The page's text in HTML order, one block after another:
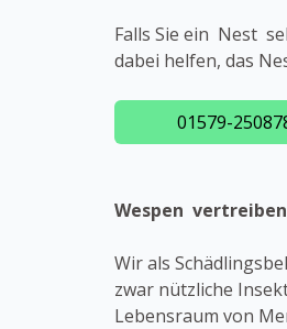
Falls Sie ein Nest
dabei helfen, das
01579-
Wespen
Wir als
zwar nützliche
Lebensraum von